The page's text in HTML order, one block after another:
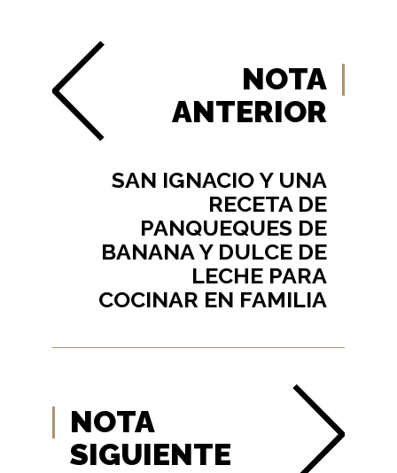
NOTA
ANTERIOR
SAN IGNACIO Y UNA
RECETA DE
PANQUEQUES DE
BANANA Y DULCE DE
LECHE PARA
COCINAR EN FAMILIA
NOTA
SIGUIENTE